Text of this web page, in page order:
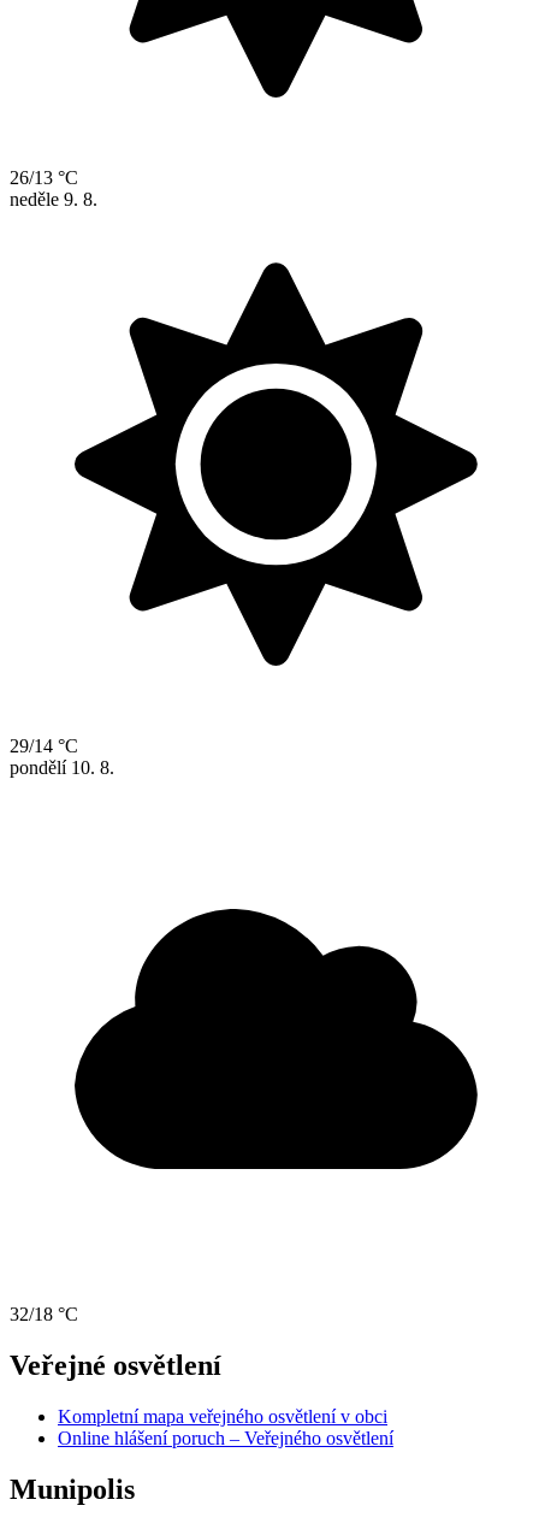
26/13 °C
neděle 9. 8.
29/14 °C
pondělí 10. 8.
32/18 °C
Veřejné osvětlení
Kompletní mapa veřejného osvětlení v obci
Online hlášení poruch – Veřejného osvětlení
Munipolis